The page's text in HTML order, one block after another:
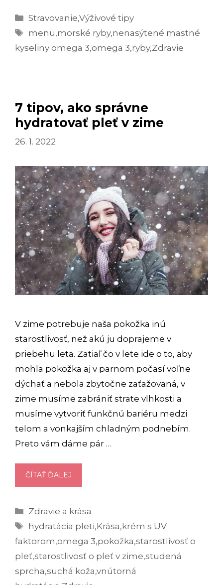
MAJÚ
NENAHRADITEĽNÉ
ÚČINKY
Kategórie
Stravovanie,Výživové tipy
Značky
menu,morské ryby,nenasýtené mastné
kyseliny omega 3,omega 3,ryby,Zdravie
7 tipov, ako správne
hydratovať pleť v zime
26. 1. 2022
V zime potrebuje naša pokožka inú
starostlivosť, než akú ju doprajeme v
priebehu leta. Zatiaľ čo v lete ide o to, aby
mohla pokožka aj v parnom počasí voľne
dýchať a nebola zbytočne zaťažovaná, v
zime musíme zabrániť strate vlhkosti a
musíme vytvoriť funkčnú bariéru medzi
telom a vonkajším chladným podnebím.
Preto vám dáme pár …
ČÍTAŤ ĎALEJ
TIPOV,
SPRÁVNE
HYDRATOVAŤ
ZIME
Kategórie
Zdravie a krása
Značky
hydratácia pleti,Krása, krém s UV
faktorom,omega 3,pokožka,starostlivosť o
pleť,starostlivosť o pleť v zime,studená
sprcha,suchá koža,vnútorná